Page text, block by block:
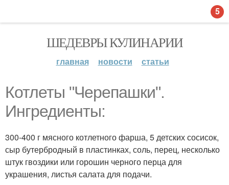
ШЕДЕВРЫ КУЛИНАРИИ
главная новости статьи
Котлеты "Черепашки".
Ингредиенты:
300-400 г мясного котлетного фарша, 5 детских сосисок,
сыр бутербродный в пластинках, соль, перец, несколько
штук гвоздики или горошин черного перца для
украшения, листья салата для подачи.
5